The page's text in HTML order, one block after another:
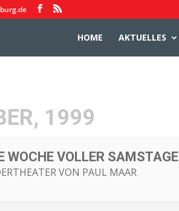
HOME AKTUELLES
1999
WOCHE VOLLER SAMSTAGE
VON PAUL MAAR